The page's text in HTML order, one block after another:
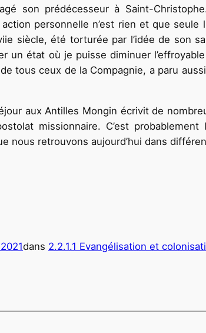
son pré­décesseur à Saint-
personnelle n’est rien et que
siècle, été torturée par l’idée de son
un état où je puisse diminuer
tous ceux de la Compagnie, a paru
aux Antilles Mongin écrivit de
missionnaire. C’est
nous retrouvons aujourd’hui dans
dans 2.2.1.1 Evangélisation et